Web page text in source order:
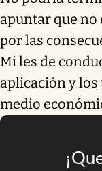
apuntar que
por las
Mi les de
aplicación y
medio